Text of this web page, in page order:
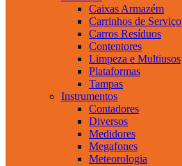
Caixas Armazém
Carrinhos de Serviço
Carros Resíduos
Contentores
Limpeza e Multiusos
Plataformas
Tampas
Instrumentos
Contadores
Diversos
Medidores
Megafones
Meteorologia